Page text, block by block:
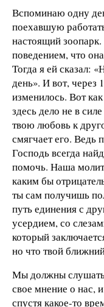
Вспоминаю одну
поехавшую
настоящий
поведением, что
Тогда я ей сказал:
день». И вот, через
изменилось. Вот
здесь дело не в
твою любовь к
смягчает его. Ведь
Господь всегда
помочь. Наша
каким бы
ты сам получишь
путь единения с
усердием, со
который
но что твой
Мы должны
свое мнение о нас,
спустя какое-то